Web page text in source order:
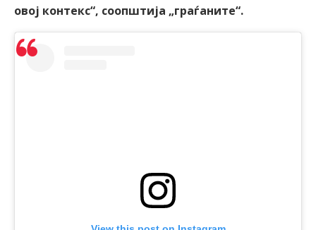
овој контекс“, соопштија „граѓаните“.